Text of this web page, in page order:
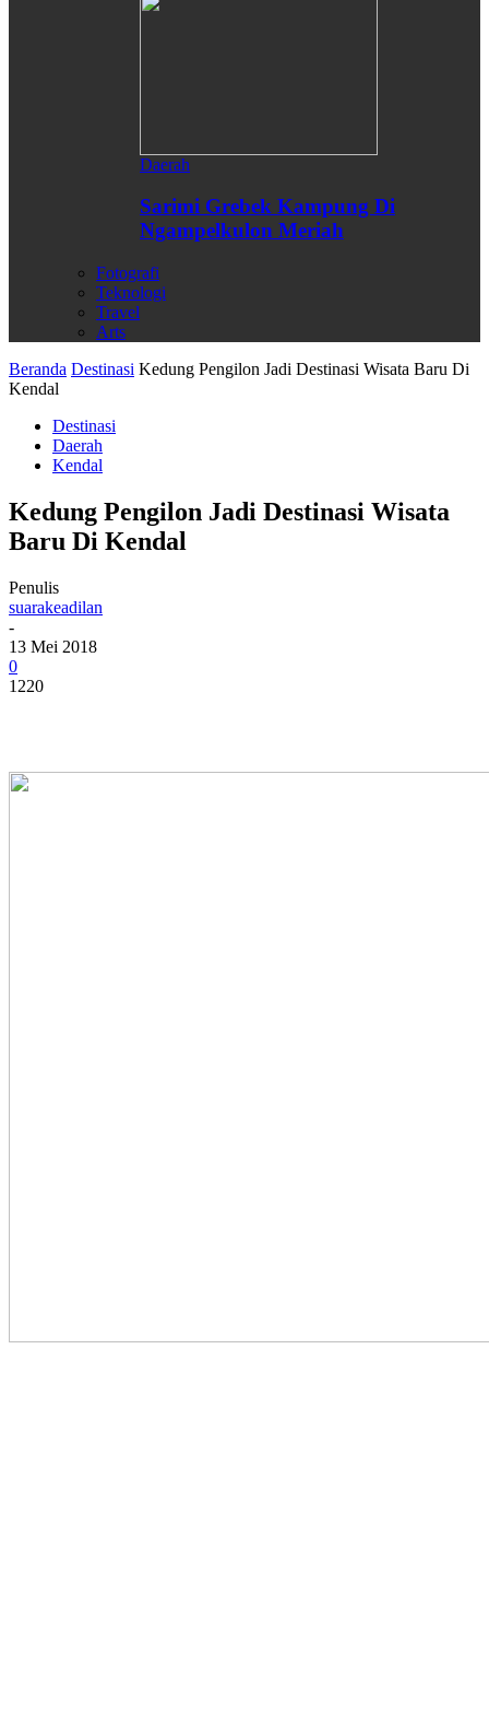
Daerah
Sarimi Grebek Kampung Di
Ngampelkulon Meriah
Fotografi
Teknologi
Travel
Arts
Beranda Destinasi Kedung Pengilon Jadi Destinasi Wisata Baru Di
Kendal
Destinasi
Daerah
Kendal
Kedung Pengilon Jadi Destinasi Wisata
Baru Di Kendal
Penulis
suarakeadilan
-
13 Mei 2018
0
1220